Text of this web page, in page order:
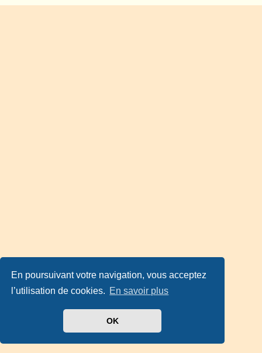
En poursuivant votre navigation, vous acceptez
l’utilisation de cookies. En savoir plus
OK